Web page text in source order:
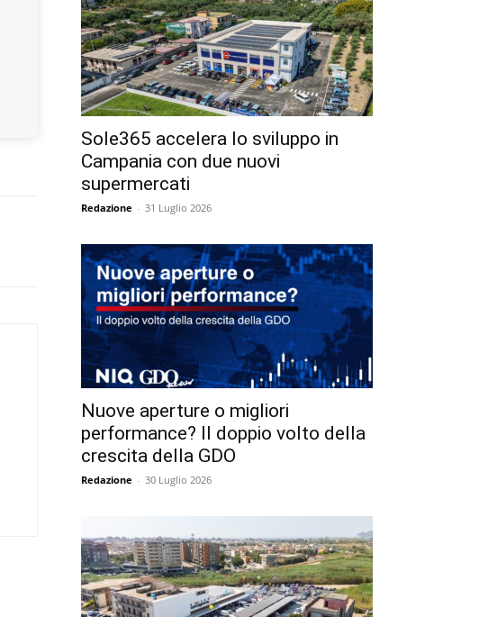
Sole365 accelera lo sviluppo in
Campania con due nuovi
supermercati
Redazione - 31 Luglio 2026
Nuove aperture o migliori
performance? Il doppio volto della
crescita della GDO
Redazione - 30 Luglio 2026